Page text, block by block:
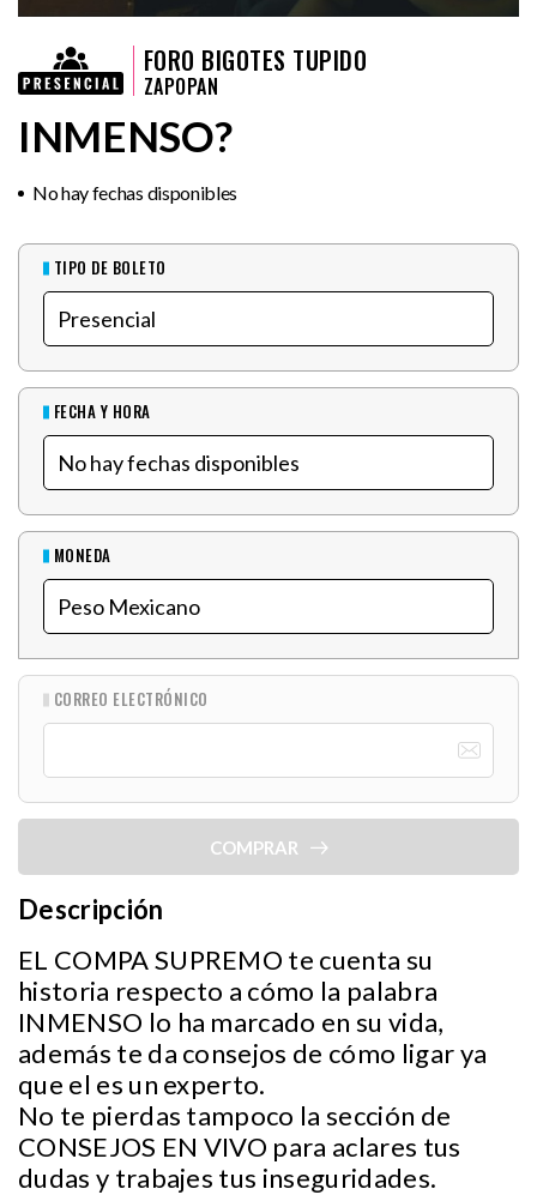
FORO BIGOTES TUPIDO
ZAPOPAN
INMENSO?
No hay fechas disponibles
TIPO DE BOLETO
FECHA Y HORA
MONEDA
CORREO ELECTRÓNICO
COMPRAR
Descripción
EL COMPA SUPREMO te cuenta su
historia respecto a cómo la palabra
INMENSO lo ha marcado en su vida,
además te da consejos de cómo ligar ya
que el es un experto.
No te pierdas tampoco la sección de
CONSEJOS EN VIVO para aclares tus
dudas y trabajes tus inseguridades.